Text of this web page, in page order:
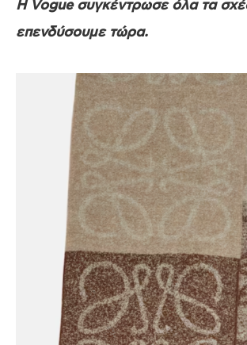
Η Vogue συγκέντρωσε όλα τα
επενδύσουμε τώρα.